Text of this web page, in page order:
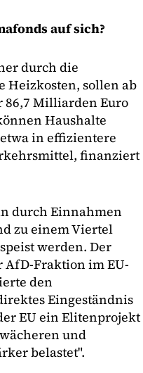
auf sich?
durch die
Heizkosten, sollen ab
86,7 Milliarden Euro
Haushalte
in effizientere
finanziert
durch Einnahmen
zu einem Viertel
werden. Der
AfD-Fraktion im EU-
den
Eingeständnis
EU ein Elitenprojekt
und
belastet".